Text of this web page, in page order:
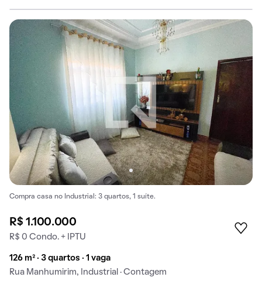
Compra casa no Industrial: 3 quartos, 1 suíte.
R$ 1.100.000
R$ 0 Condo. + IPTU
126 m² · 3 quartos · 1 vaga
Rua Manhumirim, Industrial · Contagem